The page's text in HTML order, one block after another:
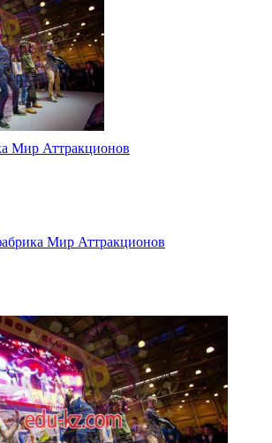
Мир Аттракционов
Мир Аттракционов